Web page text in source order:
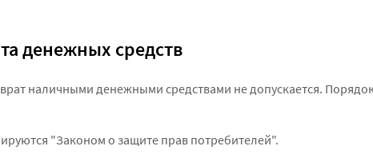
денежных средств
наличными денежными средствами не допускается.
"Законом о защите прав потребителей".